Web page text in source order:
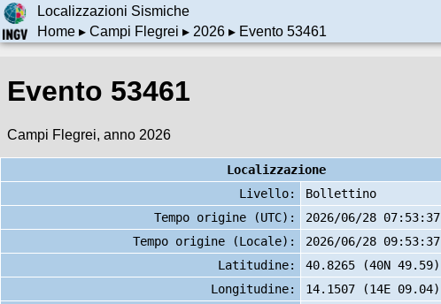
Localizzazioni Sismiche
Home▸ Campi Flegrei ▸ 2026▸ Evento 53461
Evento 53461
Campi Flegrei, anno 2026
Localizzazione
Livello:
Bollettino
Tempo origine (UTC):
2026/06/28 07:53:37
Tempo origine (Locale):
2026/06/28 09:53:37
Latitudine:
40.8265 (40N 49.59)
Longitudine:
14.1507 (14E 09.04)